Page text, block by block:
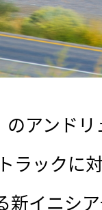
アンド
ラックに
新イニシ